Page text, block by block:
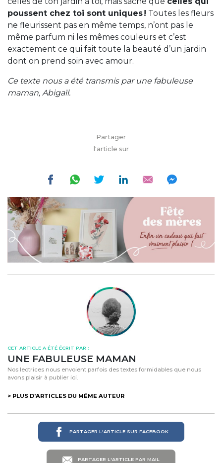
poussent chez toi sont uniques ! Toutes les fleurs
ne fleurissent pas en même temps, n’ont pas le
même parfum ni les mêmes couleurs et c’est
exactement ce qui fait toute la beauté d’un jardin
dont on prend soin avec amour.
Ce texte nous a été transmis par une fabuleuse
maman, Abigaïl.
Partager
l'article sur
CET ARTICLE A ÉTÉ ÉCRIT PAR :
UNE FABULEUSE MAMAN
Nos lectrices nous envoient parfois des textes formidables que nous
avons plaisir à publier ici.
> PLUS D'ARTICLES DU MÊME AUTEUR
PARTAGER L'ARTICLE SUR FACEBOOK
PARTAGER L'ARTICLE PAR MAIL